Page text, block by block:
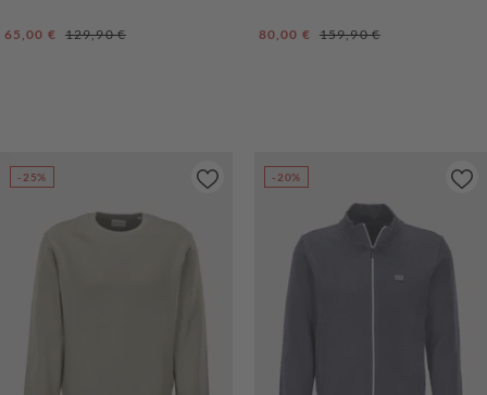
Verkaufspreis:
65,00 € Regulärer Preis:
129,90 € Verkaufspreis:
80,00 € Regulärer Preis:
159,90 €
-25% -20%